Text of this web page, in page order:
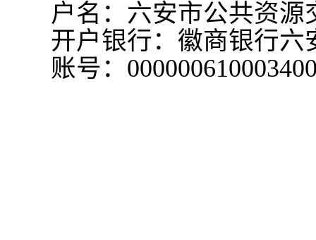
户名：六安市公共资源
开户银行：徽商银行六
账号：